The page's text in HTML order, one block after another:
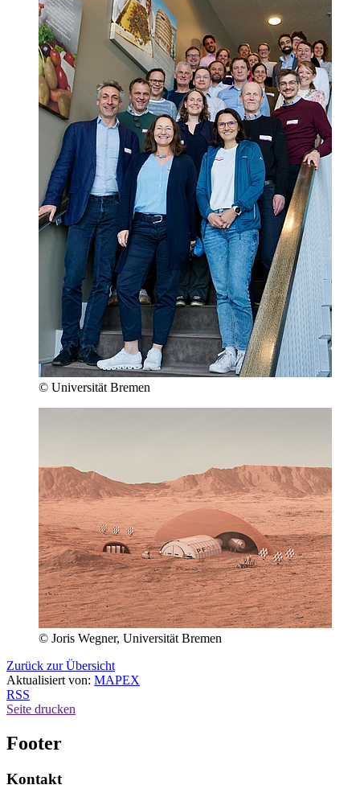
© Universität Bremen
© Joris Wegner, Universität Bremen
Zurück zur Übersicht
Aktualisiert von: MAPEX
RSS
Seite drucken
Footer
Kontakt